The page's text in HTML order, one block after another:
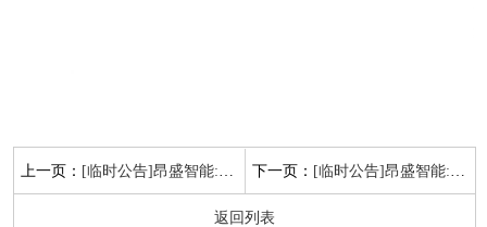
上一页： [临时公告]昂盛智能:公司章程（2016年5月版） 下一页： [临时公告]昂盛智能:关于公司第二届董事会候选人的征集公告
返回列表